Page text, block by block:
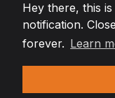
Hey there, this
notification.
forever. Learn
© Autorska prava 2026
Changelog● Korišćenjem